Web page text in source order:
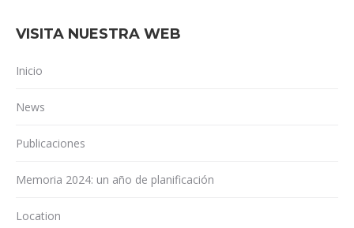
VISITA NUESTRA WEB
Inicio
News
Publicaciones
Memoria 2024: un año de planificación
Location